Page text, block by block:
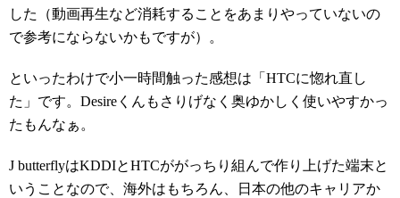
した（動画再生など消耗することをあまりやっていないの
で参考にならないかもですが）。
といったわけで小一時間触った感想は「HTCに惚れ直し
た」です。Desireくんもさりげなく奥ゆかしく使いやすかっ
たもんなぁ。
J butterflyはKDDIとHTCががっちり組んで作り上げた端末と
いうことなので、海外はもちろん、日本の他のキャリアか